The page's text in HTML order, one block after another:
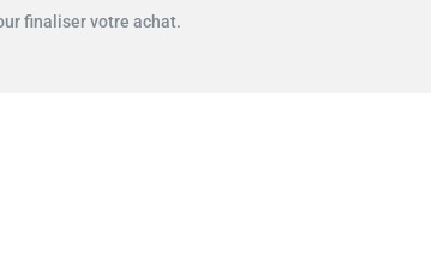
finaliser votre achat.